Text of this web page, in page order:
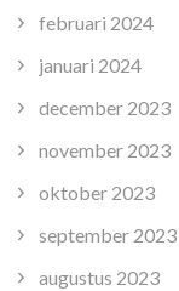
februari 2024
januari 2024
december 2023
november 2023
oktober 2023
september 2023
augustus 2023